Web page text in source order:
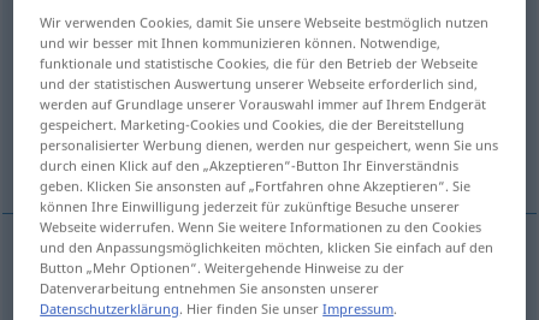
Stationf
Übersicht aller Übersetzungen
(Für mehr Details die Übersetzung anklicken/antippen)
станица, одељење
станица StationHaltestelle
Wir verwenden Cookies, damit Sie unsere Webseite bestmöglich nutzen
und wir besser mit Ihnen kommunizieren können. Notwendige,
funktionale und statistische Cookies, die für den Betrieb der Webseite
und der statistischen Auswertung unserer Webseite erforderlich sind,
werden auf Grundlage unserer Vorauswahl immer auf Ihrem Endgerät
gespeichert. Marketing-Cookies und Cookies, die der Bereitstellung
personalisierter Werbung dienen, werden nur gespeichert, wenn Sie uns
durch einen Klick auf den „Akzeptieren“-Button Ihr Einverständnis
geben. Klicken Sie ansonsten auf „Fortfahren ohne Akzeptieren“. Sie
können Ihre Einwilligung jederzeit für zukünftige Besuche unserer
Webseite widerrufen. Wenn Sie weitere Informationen zu den Cookies
und den Anpassungsmöglichkeiten möchten, klicken Sie einfach auf den
Button „Mehr Optionen“. Weitergehende Hinweise zu der
Datenverarbeitung entnehmen Sie ansonsten unserer
Datenschutzerklärung. Hier finden Sie unserImpressum.